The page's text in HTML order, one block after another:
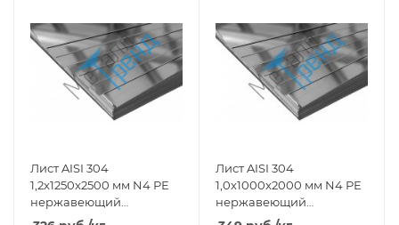
Лист AISI 304
1,2x1250x2500 мм N4 РЕ
нержавеющий
шлифованный
Лист AISI 304
1,0x1000x2000 мм N4 РЕ
нержавеющий
шлифованный